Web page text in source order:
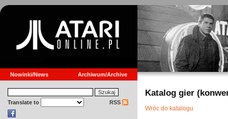
Nowinki/News Archiwum/Archive
Translate to RSS
Katalog gier
Wróc do katalogu